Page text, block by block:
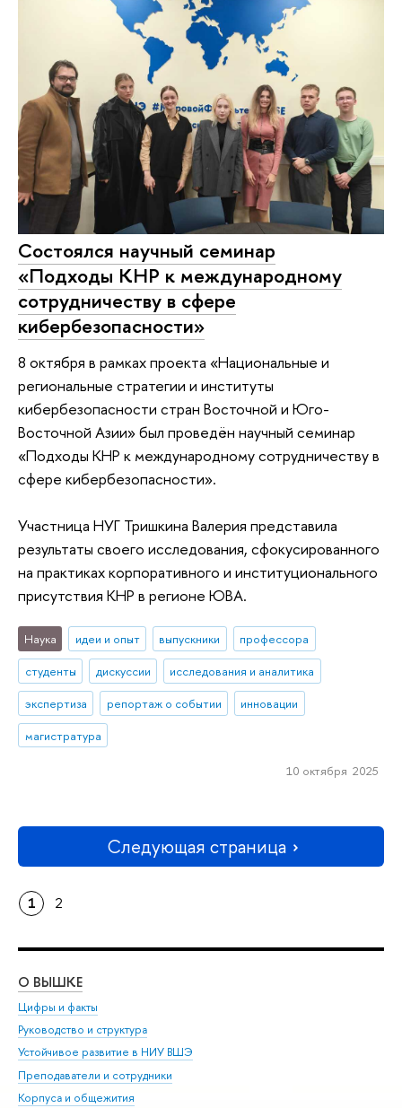
Состоялся научный семинар
«Подходы КНР к международному
сотрудничеству в сфере
кибербезопасности»
8 октября в рамках проекта «Национальные и
региональные стратегии и институты
кибербезопасности стран Восточной и Юго-
Восточной Азии» был проведён научный семинар
«Подходы КНР к международному сотрудничеству в
сфере кибербезопасности».
Участница НУГ Тришкина Валерия представила
результаты своего исследования, сфокусированного
на практиках корпоративного и институционального
присутствия КНР в регионе ЮВА.
Наука идеи и опыт выпускники
профессора
студенты
дискуссии
исследования и аналитика
экспертиза
репортаж о событии
инновации
магистратура
10 октября 2025
Следующая страница
1 2
О ВЫШКЕ
Цифры и факты
Руководство и структура
Устойчивое развитие в НИУ ВШЭ
Преподаватели и сотрудники
Корпуса и общежития